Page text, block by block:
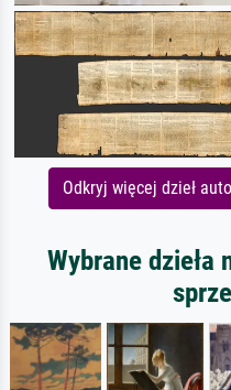
Odkryj więcej dzieł
Wybrane dzieła